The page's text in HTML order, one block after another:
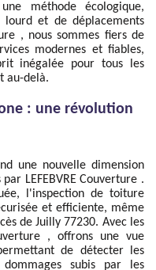
méthode écologique,
et de déplacements
, nous sommes fiers de
modernes et fiables,
inégalée pour tous les
au-delà.
: une révolution
une nouvelle dimension
LEFEBVRE Couverture .
l'inspection de toiture
et efficiente, même
de Juilly 77230. Avec les
, offrons une vue
de détecter les
subis par les